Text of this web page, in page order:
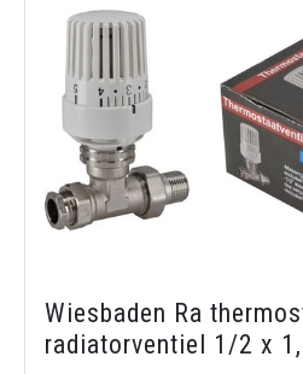
Wiesbaden Ra
radiatorventiel 1/2 x